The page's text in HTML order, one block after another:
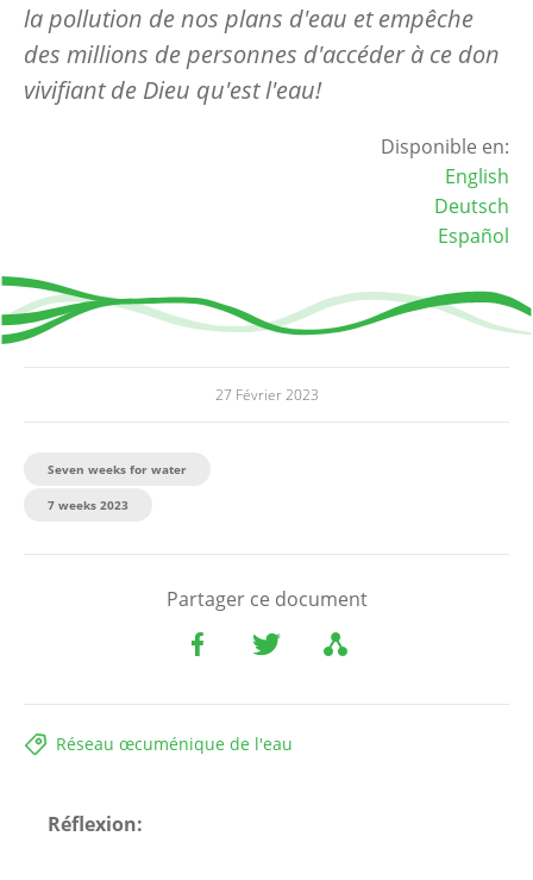
la pollution de nos plans d'eau et empêche
des millions de personnes d'accéder à ce don
vivifiant de Dieu qu'est l'eau!
Disponible en:
English
Deutsch
Español
27 Février 2023
Seven weeks for water
7 weeks 2023
Partager ce document
Réseau œcuménique de l'eau
Réflexion: